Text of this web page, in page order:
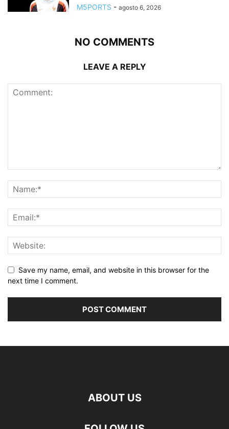
M5PORTS - agosto 6, 2026
NO COMMENTS
LEAVE A REPLY
Save my name, email, and website in this browser for the
next time I comment.
ABOUT US